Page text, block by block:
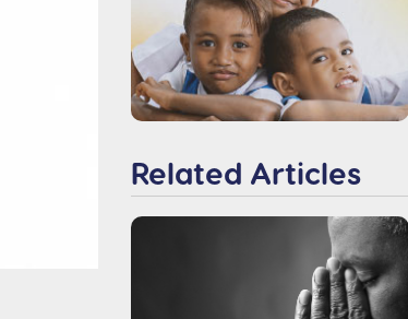
Related Articles